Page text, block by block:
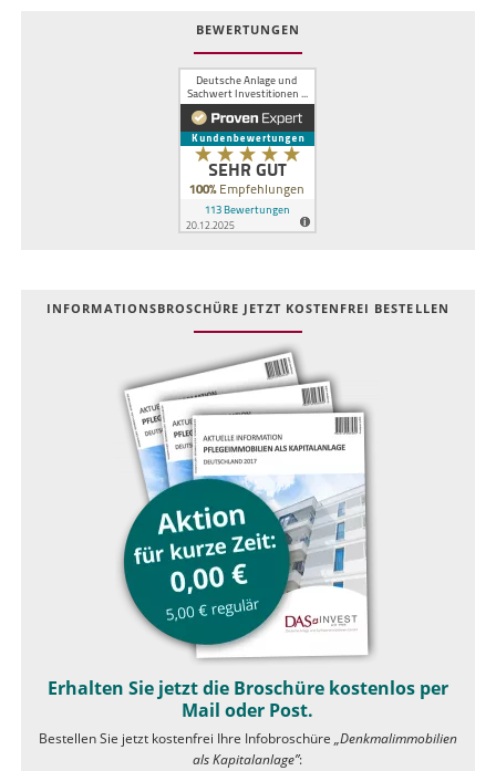
BEWERTUNGEN
INFOR­MATIONS­BROSCHÜRE JETZT KOSTEN­FREI BESTELLEN
Erhalten Sie jetzt die Broschüre kostenlos per
Mail oder Post.
Bestellen Sie jetzt kostenfrei Ihre Infobroschüre „Denkmalimmobilien
als Kapitalanlage”: